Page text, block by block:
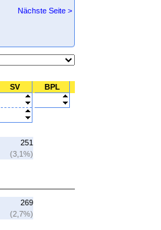
Nächste Seite >
SV BPL
251
(3,1%)
269
(2,7%)